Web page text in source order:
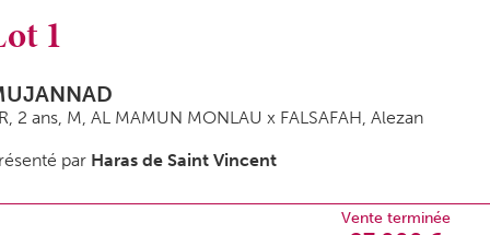
1
2 ans, M, AL MAMUN MONLAU x FALSAFAH, Alezan
par Haras de Saint Vincent
Vente terminée